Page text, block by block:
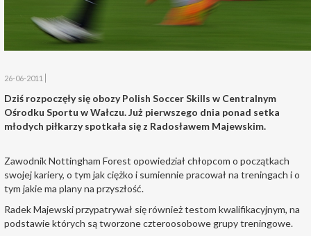
26-06-2011
Dziś rozpoczęły się obozy Polish Soccer Skills w Centralnym
Ośrodku Sportu w Wałczu. Już pierwszego dnia ponad setka
młodych piłkarzy spotkała się z Radosławem Majewskim.
Zawodnik Nottingham Forest opowiedział chłopcom o początkach
swojej kariery, o tym jak ciężko i sumiennie pracował na treningach i o
tym jakie ma plany na przyszłość.
Radek Majewski przypatrywał się również testom kwalifikacyjnym, na
podstawie których są tworzone czteroosobowe grupy treningowe.